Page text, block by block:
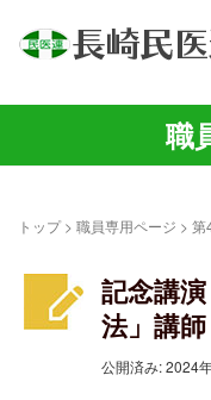
職
トップ> 職員専用ページ > 第
25
記念講
法」講
公開済み: 2024